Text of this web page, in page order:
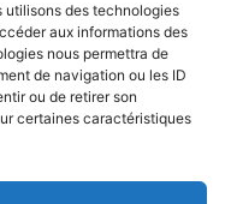
utilisons des technologies
aux informations des
nous permettra de
de navigation ou les ID
ou de retirer son
certaines caractéristiques
réservés |Bromance
et Sport